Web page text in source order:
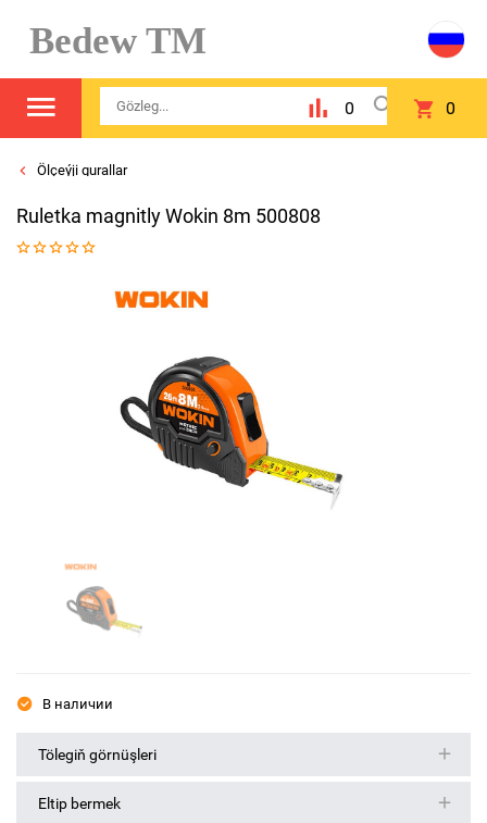
Bedew TM
0 0
Ölçeýji gurallar
Ruletka magnitly Wokin 8m 500808
В наличии
Tölegiň görnüşleri
Eltip bermek